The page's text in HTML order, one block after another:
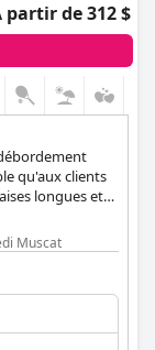
partir de 312 $
qu'aux clients
longues et
de se relaxer
Muscat